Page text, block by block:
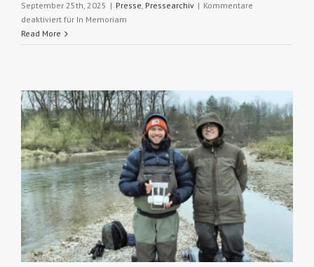
September 25th, 2025 | Presse, Pressearchiv | Kommentare
deaktiviert für In Memoriam
Read More